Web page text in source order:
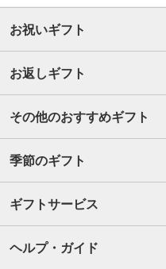
お祝いギフト
お返しギフト
その他のおすすめギフト
季節のギフト
ギフトサービス
ヘルプ・ガイド